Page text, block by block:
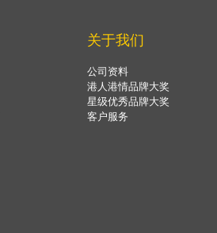
关于我们
公司资料
港人港情品牌大奖
星级优秀品牌大奖
客户服务